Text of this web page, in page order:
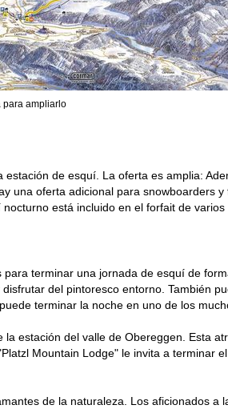
para ampliarlo
de esquí. La oferta es amplia:
una oferta adicional para snowboarders
está incluido en el forfait de
terminar una jornada de esquí de
del pintoresco entorno. También
terminar la noche en uno de los
estación del valle de Obereggen. Esta
Mountain Lodge" le invita a terminar
de la naturaleza. Los aficionados a